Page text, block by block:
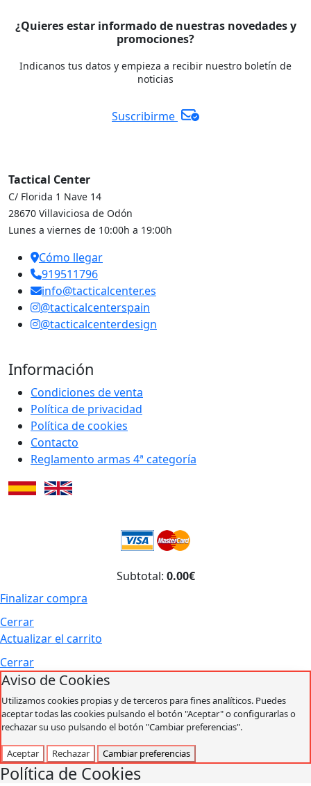
¿Quieres estar informado de nuestras novedades y
promociones?
Indicanos tus datos y empieza a recibir nuestro boletín de
noticias
Suscribirme
Tactical Center
C/ Florida 1 Nave 14
28670 Villaviciosa de Odón
Lunes a viernes de 10:00h a 19:00h
Cómo llegar
919511796
info@tacticalcenter.es
@tacticalcenterspain
@tacticalcenterdesign
Información
Condiciones de venta
Política de privacidad
Política de cookies
Contacto
Reglamento armas 4ª categoría
Subtotal: 0.00€
Finalizar compra
Cerrar
Actualizar el carrito
Cerrar
Aviso de Cookies
Utilizamos cookies propias y de terceros para fines analíticos. Puedes
aceptar todas las cookies pulsando el botón "Aceptar" o configurarlas o
rechazar su uso pulsando el botón "Cambiar preferencias".
Aceptar Rechazar Cambiar preferencias
Política de Cookies